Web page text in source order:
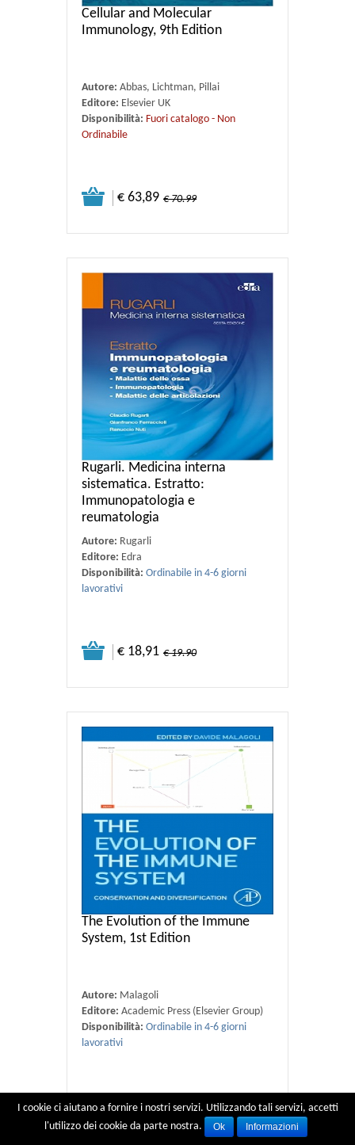
Cellular and Molecular
Immunology, 9th Edition
Autore: Abbas, Lichtman, Pillai
Editore: Elsevier UK
Disponibilità: Fuori catalogo - Non
Ordinabile
€ 63,89 € 70.99
Rugarli. Medicina interna
sistematica. Estratto:
Immunopatologia e
reumatologia
Autore: Rugarli
Editore: Edra
Disponibilità: Ordinabile in 4-6 giorni
lavorativi
€ 18,91 € 19.90
The Evolution of the Immune
System, 1st Edition
Autore: Malagoli
Editore: Academic Press (Elsevier Group)
Disponibilità: Ordinabile in 4-6 giorni
lavorativi
€ 71,95 € 71.95
I cookie ci aiutano a fornire i nostri servizi. Utilizzando tali servizi, accetti
l'utilizzo dei cookie da parte nostra.
Ok Informazioni